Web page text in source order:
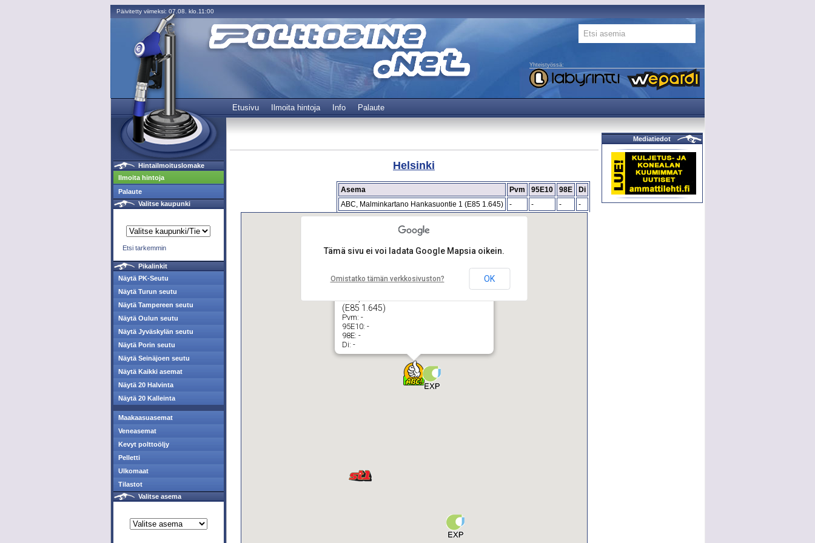
Päivitetty viimeksi: 07.08. klo.11:00
Yhteistyössä:
Etusivu Ilmoita hintoja Info Palaute
Hintailmoituslomake
Ilmoita hintoja
Palaute
Valitse kaupunki
Etsi tarkemmin
Pikalinkit
Näytä PK-Seutu
Näytä Turun seutu
Näytä Tampereen seutu
Näytä Oulun seutu
Näytä Jyväskylän seutu
Näytä Porin seutu
Näytä Seinäjoen seutu
Näytä Kaikki asemat
Näytä 20 Halvinta
Näytä 20 Kalleinta
Maakaasuasemat
Veneasemat
Kevyt polttoöljy
Pelletti
Ulkomaat
Tilastot
Valitse asema
Helsinki
Asema Pvm 95E10 98E
Di
ABC, Malminkartano Hankasuontie 1 (E85 1.645)
- - - -
(E85 1.645)
Pvm: -
95E10: -
98E: -
Di: -
Tämä sivu ei voi ladata Google Mapsia oikein.
Omistatko tämän verkkosivuston? OK
Mediatiedot